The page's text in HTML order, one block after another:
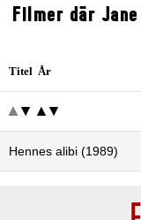
Filmer där
Titel År
Hennes alibi (1989)